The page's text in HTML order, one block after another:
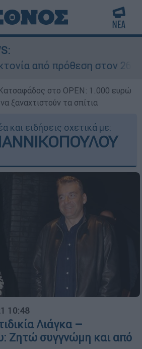
πρόθεση στον 26χρονο
στο OPEN: 1.000 ευρώ
ξαναχτιστούν τα σπίτια
και ειδήσεις σχετικά με:
10:48
Λιάγκα –
Ζητώ συγγνώμη και από